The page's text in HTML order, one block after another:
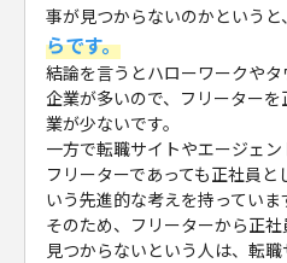
事が見つからないのかというと
らです。
結論を言うとハローワークや
企業が多いので、フリーター
業が少ないです。
一方で転職サイトやエージェン
フリーターであっても正社員
いう先進的な考えを持っていま
そのため、フリーターから正
見つからないという人は、転